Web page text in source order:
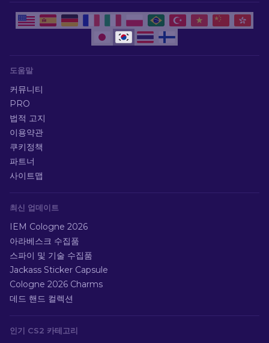
도움말
커뮤니티
PRO
법적 고지
이용약관
쿠키정책
파트너
사이트맵
최신 업데이트
IEM Cologne 2026
아라베스크 수집품
스파이 및 기술 수집품
Jackass Sticker Capsule
Cologne 2026 Charms
데드 핸드 컬렉션
인기 CS2 카테고리